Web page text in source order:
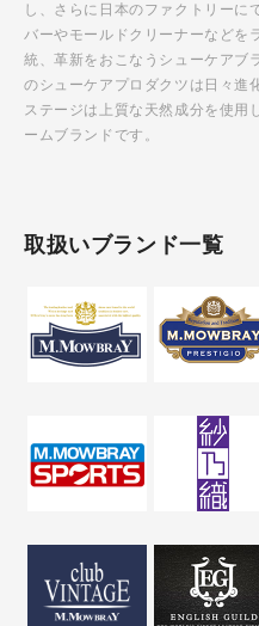
し、さらに日本のファクトリーに
バーやモールドクリーナーなどを
統、革新をおこなうシューケアブ
のシューケアプロダクツは日々進
ステージは上質な天然成分を使用
ームブランドです。
取扱いブランド一覧